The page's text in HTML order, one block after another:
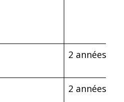
2 années
2 années